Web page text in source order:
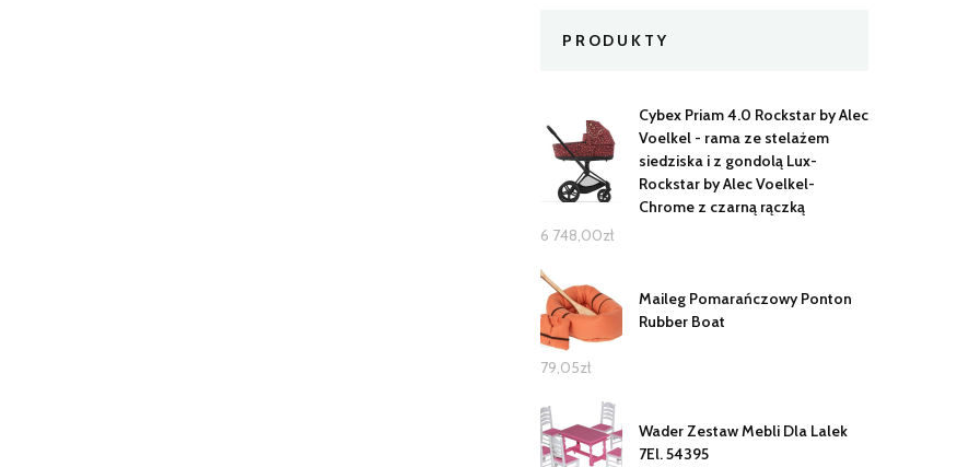
PRODUKTY
Cybex Priam 4.0 Rockstar by Alec
Voelkel - rama ze stelażem
siedziska i z gondolą Lux-
Rockstar by Alec Voelkel-
Chrome z czarną rączką
6 748,00zł
Maileg Pomarańczowy Ponton
Rubber Boat
79,05zł
Wader Zestaw Mebli Dla Lalek
7El. 54395